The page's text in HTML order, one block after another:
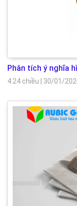
Phân tích ý nghĩa
4:24 chiều 30/01/